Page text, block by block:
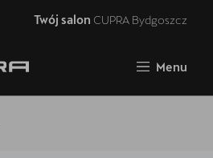
Twój salon CUPRA Bydgoszcz
Menu